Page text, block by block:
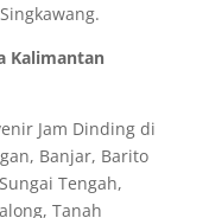
Kalimantan
Jam Dinding di
Banjar, Barito
Tengah,
Tanah